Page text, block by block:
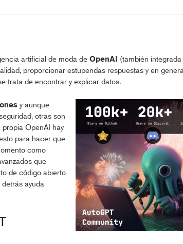
artificial de moda de OpenAI (también integrada
proporcionar estupendas respuestas y en
trata de encontrar y explicar datos.
y aunque
otras son
OpenAI hay
para hacer que
como
que
de código abierto
ayuda